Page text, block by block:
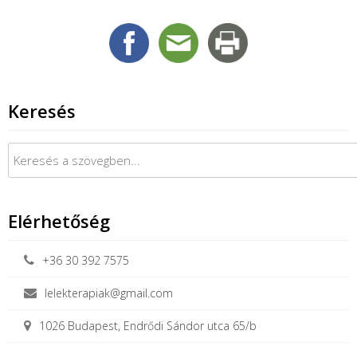
Keresés
Keresés:
Elérhetőség
+36 30 392 7575
lelekterapiak@gmail.com
1026 Budapest, Endrődi Sándor utca 65/b